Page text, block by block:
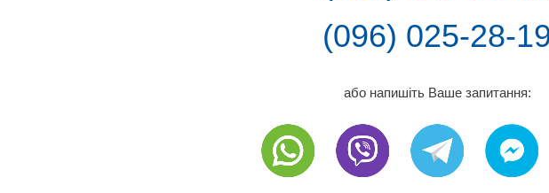
(096) 025-28-
або напишіть Ваше запитання: